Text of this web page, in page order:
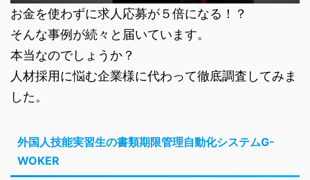
お金を使わずに求人応募が５倍になる！？
そんな事例が続々と届いています。
本当なのでしょうか？
人材採用に悩む企業様に代わって徹底調査してみま
した。
外国人技能実習生の書類期限管理自動化システムG-
WOKER